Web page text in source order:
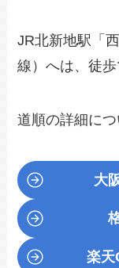
JR北新地駅「
線）へは、徒歩
道順の詳細につ
大
楽天